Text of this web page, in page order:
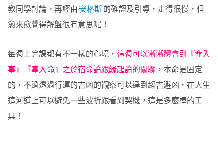
教同學討論，再經由安格斯的確認及引導，走得很慢，但
愈來愈覺得解盤很有意思呢！
每週上完課都有不一樣的心境， 這週可以漸漸體會到『命入
事』『事入命』之於宿命論跟緣起論的關聯 ，本命是固定
的，不過透過行運的吉凶的觀察可以達到趨吉避凶，在人生
這河道上可以避免一些波折跟看到契機，這是多麼棒的工
具！